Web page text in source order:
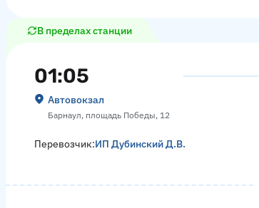
В пределах станции
01:05
Автовокзал
Барнаул, площадь Победы, 12
Перевозчик:ИП Дубинский Д.В.